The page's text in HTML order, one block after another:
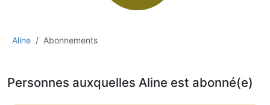
Aline Abonnements
Personnes auxquelles Aline est abonné(e)